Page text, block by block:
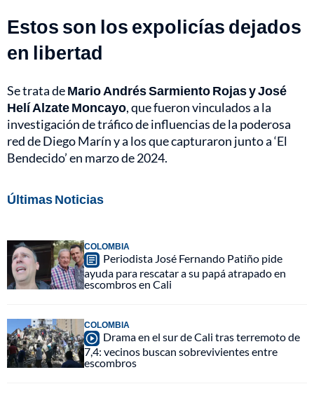
Estos son los expolicías dejados
en libertad
Se trata deMario Andrés Sarmiento Rojas y José
Helí Alzate Moncayo, que fueron vinculados a la
investigación de tráfico de influencias de la poderosa
red de Diego Marín y a los quecapturaron junto a ‘El
Bendecido’en marzo de 2024.
Últimas Noticias
COLOMBIA
Periodista José Fernando Patiño pide
ayuda para rescatar a su papá atrapado en
escombros en Cali
COLOMBIA
Drama en el sur de Cali tras terremoto de
7,4: vecinos buscan sobrevivientes entre
escombros